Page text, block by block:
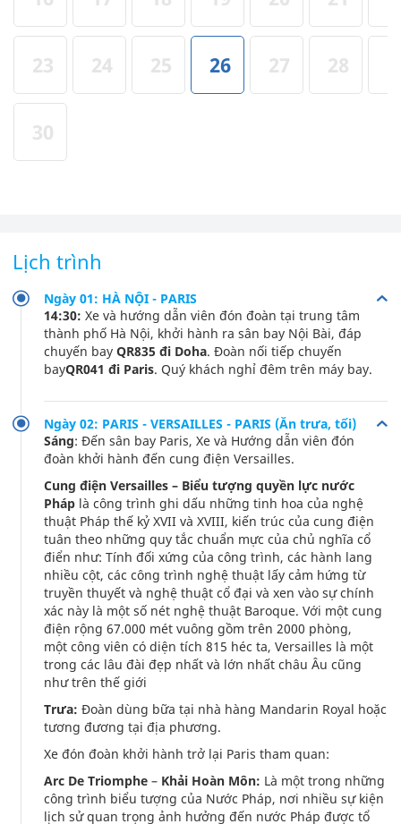
23 24 25 26 27 28
30
Lịch trình
Ngày 01: HÀ NỘI - PARIS
14:30: Xe và hướng dẫn viên đón đoàn tại trung tâm
thành phố Hà Nội, khởi hành ra sân bay Nội Bài, đáp
chuyến bay QR835 đi Doha. Đoàn nối tiếp chuyến
bayQR041 đi Paris. Quý khách nghỉ đêm trên máy bay.
Ngày 02: PARIS - VERSAILLES - PARIS (Ăn trưa, tối)
Sáng: Đến sân bay Paris, Xe và Hướng dẫn viên đón
đoàn khởi hành đến cung điện Versailles.
Cung điện Versailles – Biểu tượng quyền lực nước
Pháp là công trình ghi dấu những tinh hoa của nghệ
thuật Pháp thế kỷ XVII và XVIII, kiến trúc của cung điện
tuân theo những quy tắc chuẩn mực của chủ nghĩa cổ
điển như: Tính đối xứng của công trình, các hành lang
nhiều cột, các công trình nghệ thuật lấy cảm hứng từ
truyền thuyết và nghệ thuật cổ đại và xen vào sự chính
xác này là một số nét nghệ thuật Baroque. Với một cung
điện rộng 67.000 mét vuông gồm trên 2000 phòng,
một công viên có diện tích 815 héc ta, Versailles là một
trong các lâu đài đẹp nhất và lớn nhất châu Âu cũng
như trên thế giới
Trưa: Đoàn dùng bữa tại nhà hàng Mandarin Royal hoặc
tương đương tại địa phương.
Xe đón đoàn khởi hành trở lại Paris tham quan:
Arc De Triomphe – Khải Hoàn Môn: Là một trong những
công trình biểu tượng của Nước Pháp, nơi nhiều sự kiện
lịch sử quan trọng ảnh hưởng đến nước Pháp được tổ